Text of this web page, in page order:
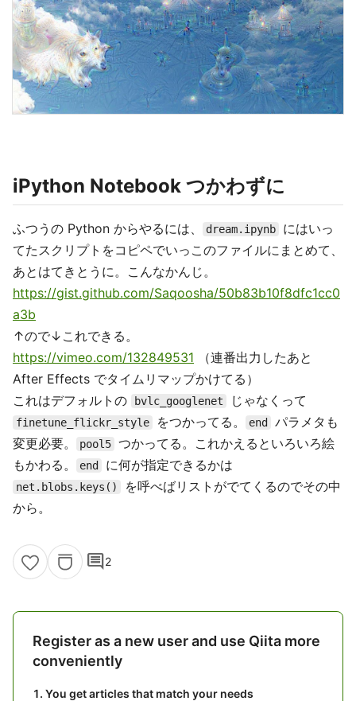
iPython Notebook つかわずに
ふつうの Python からやるには、 dream.ipynb
にはいっ
てたスクリプトをコピペでいっこのファイルにまとめて、
あとはてきとうに。こんなかんじ。
https://gist.github.com/Saqoosha/50b83b10f8dfc1cc0
a3b
↑ので↓これできる。
https://vimeo.com/132849531 （連番出力したあと
After Effects でタイムリマップかけてる）
これはデフォルトの
bvlc_googlenet じゃなくって
finetune_flickr_style をつかってる。 end パラメタも
変更必要。
pool5 つかってる。これかえるといろいろ絵
もかわる。
end に何が指定できるかは
net.blobs.keys()
を呼べばリストがでてくるのでその中
から。
comment2
Register as a new user and use Qiita more
conveniently
You get articles that match your needs